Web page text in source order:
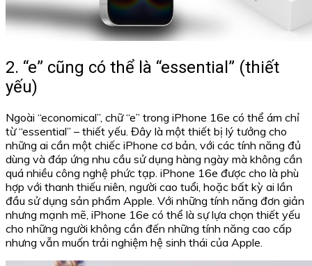
2. “e” cũng có thể là “essential” (thiết
yếu)
Ngoài “economical”, chữ “e” trong iPhone 16e có thể ám chỉ
từ “essential” – thiết yếu. Đây là một thiết bị lý tưởng cho
những ai cần một chiếc iPhone cơ bản, với các tính năng đủ
dùng và đáp ứng nhu cầu sử dụng hàng ngày mà không cần
quá nhiều công nghệ phức tạp. iPhone 16e được cho là phù
hợp với thanh thiếu niên, người cao tuổi, hoặc bất kỳ ai lần
đầu sử dụng sản phẩm Apple. Với những tính năng đơn giản
nhưng mạnh mẽ, iPhone 16e có thể là sự lựa chọn thiết yếu
cho những người không cần đến những tính năng cao cấp
nhưng vẫn muốn trải nghiệm hệ sinh thái của Apple.